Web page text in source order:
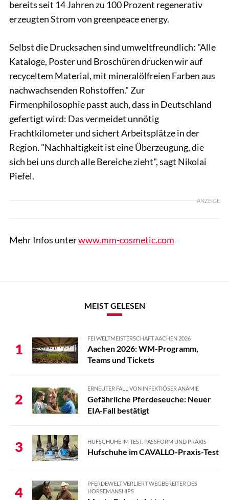
bereits seit 14 Jahren zu 100 Prozent regenerativ
erzeugten Strom von greenpeace energy.
Selbst die Drucksachen sind umweltfreundlich: "Alle
Kataloge, Poster und Broschüren drucken wir auf
recyceltem Material, mit mineralölfreien Farben aus
nachwachsenden Rohstoffen." Zur
Firmenphilosophie passt auch, dass in Deutschland
gefertigt wird: Das vermeidet unnötig
Frachtkilometer und sichert Arbeitsplätze in der
Region. "Nachhaltigkeit ist eine Überzeugung, die
sich bei uns durch alle Bereiche zieht", sagt Nikolai
Piefel.
ANZEIGE
Mehr Infos unterwww.mm-cosmetic.com
MEIST GELESEN
1
FEI WELTMEISTERSCHAFT AACHEN 2026
Aachen 2026: WM-Programm,
Teams und Tickets
2
ERNEUTER FALL VON INFEKTIÖSER ANÄMIE
Gefährliche Pferdeseuche: Neuer
EIA-Fall bestätigt
3 HUFSCHUHE IM TEST: PASSFORM UND PRAXIS
Hufschuhe im CAVALLO-Praxis-Test
4
PFERDEWELT VERLIERT WEGBEREITER DES
HORSEMANSHIPS